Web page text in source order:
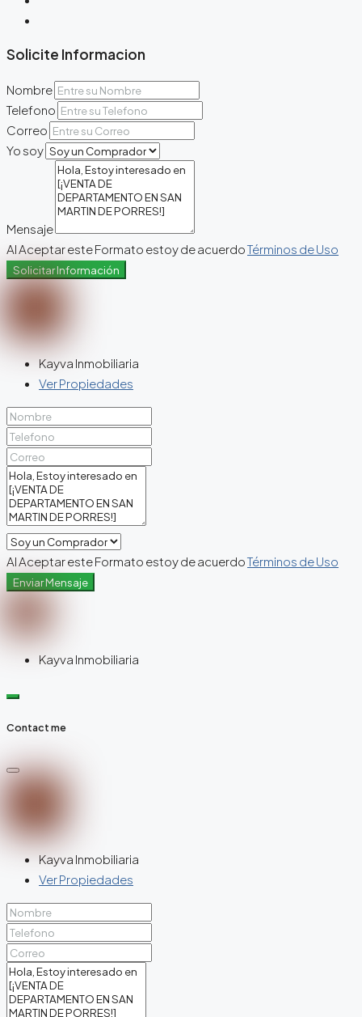
Solicite Informacion
Nombre
Telefono
Correo
Yo soy
Mensaje
Al Aceptar este Formato estoy de acuerdoTérminos de Uso
Solicitar Información
Kayva Inmobiliaria
Ver Propiedades
Al Aceptar este Formato estoy de acuerdoTérminos de Uso
Enviar Mensaje
Kayva Inmobiliaria
Contact me
Kayva Inmobiliaria
Ver Propiedades